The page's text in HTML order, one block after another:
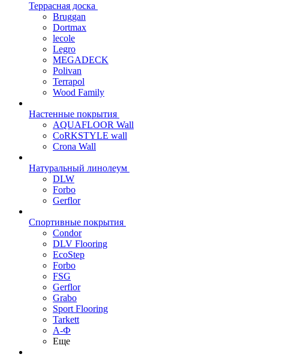
Террасная доска
Bruggan
Dortmax
lecole
Legro
MEGADECK
Polivan
Terrapol
Wood Family
Настенные покрытия
AQUAFLOOR Wall
CoRKSTYLE wall
Crona Wall
Натуральный линолеум
DLW
Forbo
Gerflor
Спортивные покрытия
Condor
DLV Flooring
EcoStep
Forbo
FSG
Gerflor
Grabo
Sport Flooring
Tarkett
А-Ф
Еще